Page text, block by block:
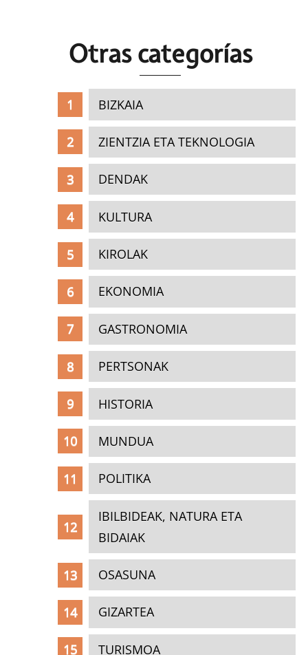
Otras categorías
BIZKAIA
ZIENTZIA ETA TEKNOLOGIA
DENDAK
KULTURA
KIROLAK
EKONOMIA
GASTRONOMIA
PERTSONAK
HISTORIA
MUNDUA
POLITIKA
IBILBIDEAK, NATURA ETA
BIDAIAK
OSASUNA
GIZARTEA
TURISMOA